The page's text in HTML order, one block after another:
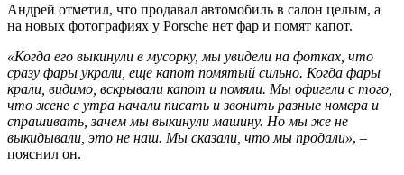
Андрей отметил, что продавал автомобиль в салон целым, а
на новых фотографиях у Porsche нет фар и помят капот.
«Когда его выкинули в мусорку, мы увидели на фотках, что
сразу фары украли, еще капот помятый сильно. Когда фары
крали, видимо, вскрывали капот и помяли. Мы офигели с того,
что жене с утра начали писать и звонить разные номера и
спрашивать, зачем мы выкинули машину. Но мы же не
выкидывали, это не наш. Мы сказали, что мы продали», –
пояснил он.